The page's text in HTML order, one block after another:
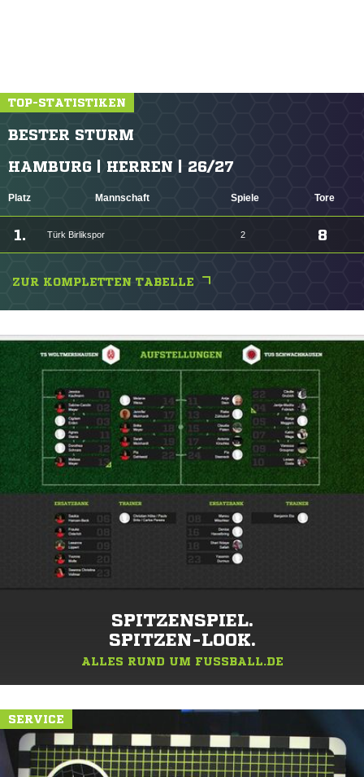
TOP-STATISTIKEN
BESTER STURM
HAMBURG | HERREN | 26/27
Platz Mannschaft Spiele Tore
1. Türk Birlikspor 2 8
ZUR KOMPLETTEN TABELLE
SPITZENSPIEL.
SPITZEN-LOOK.
ALLES RUND UM FUSSBALL.DE
SERVICE